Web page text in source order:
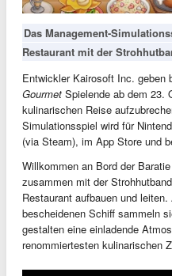
Das Management-
Restaurant mit der
Entwickler Kairosoft Inc. geben
Gourmet Spielende ab dem 23.
kulinarischen Reise
Simulationsspiel wird für
(via Steam), im App Store und
Willkommen an Bord der
zusammen mit der
Restaurant aufbauen und
bescheidenen Schiff sammeln
gestalten eine einladende
renommiertesten kulinarischen